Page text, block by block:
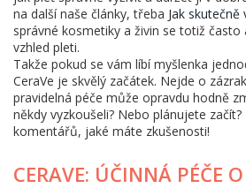
na další naše články, třeba Jak skutečně
správné kosmetiky a živin se totiž často
vzhled pleti.
Takže pokud se vám líbí myšlenka
CeraVe je skvělý začátek. Nejde o
pravidelná péče může opravdu hodně
někdy vyzkoušeli? Nebo plánujete
komentářů, jaké máte zkušenosti!
CERAVE: ÚČINNÁ PÉČE